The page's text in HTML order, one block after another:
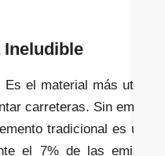
Ineludible
el material más utilizado
carreteras. Sin embargo,
tradicional es una de
el 7% de las emisiones